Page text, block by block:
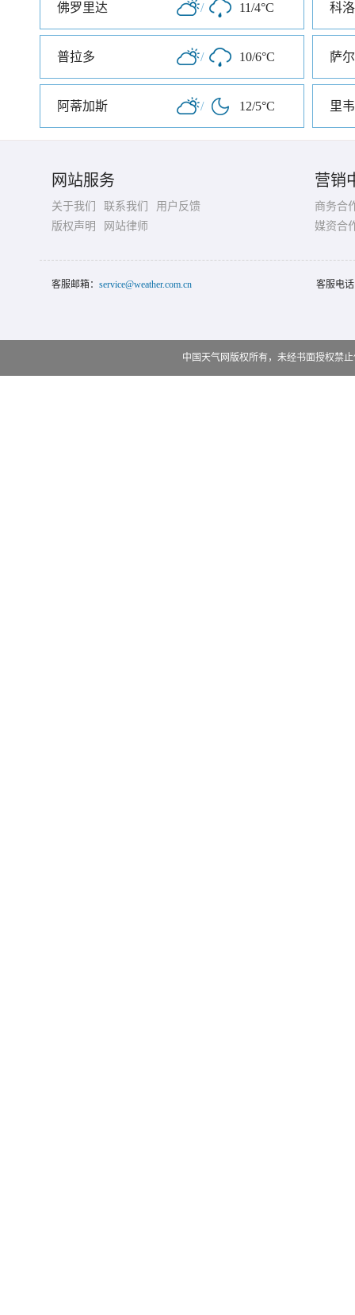
佛罗里达 / 11/4°C 科
普拉多 / 10/6°C 萨
阿蒂加斯 / 12/5°C 里
网站服务
关于我们 联系我们
用户反馈
版权声明
网站律师
营销
商务合
媒资合
客服邮箱： service@weather.com.cn 客服电
中国天气网版权所有，未经书面授权